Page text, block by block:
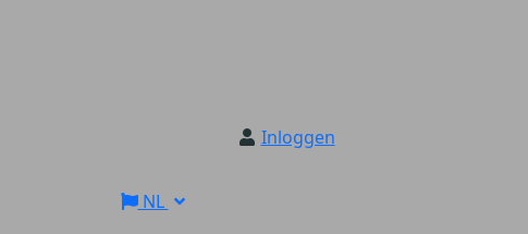
Inloggen
NL